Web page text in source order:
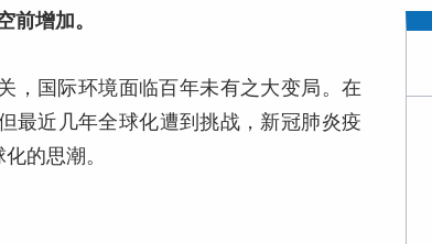
前增加。
，国际环境面临百年未有之大变局。在
最近几年全球化遭到挑战，新冠肺炎疫
的思潮。